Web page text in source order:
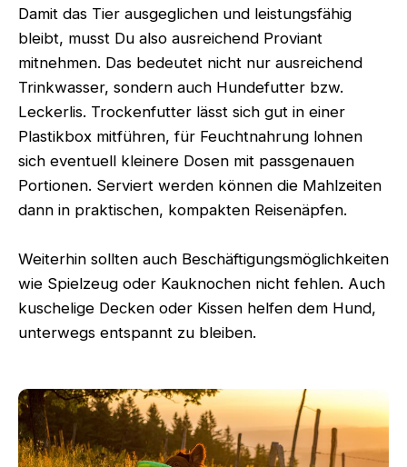
Damit das Tier ausgeglichen und leistungsfähig
bleibt, musst Du also ausreichend Proviant
mitnehmen. Das bedeutet nicht nur ausreichend
Trinkwasser, sondern auch Hundefutter bzw.
Leckerlis. Trockenfutter lässt sich gut in einer
Plastikbox mitführen, für Feuchtnahrung lohnen
sich eventuell kleinere Dosen mit passgenauen
Portionen. Serviert werden können die Mahlzeiten
dann in praktischen, kompakten Reisenäpfen.
Weiterhin sollten auch Beschäftigungsmöglichkeiten
wie Spielzeug oder Kauknochen nicht fehlen. Auch
kuschelige Decken oder Kissen helfen dem Hund,
unterwegs entspannt zu bleiben.